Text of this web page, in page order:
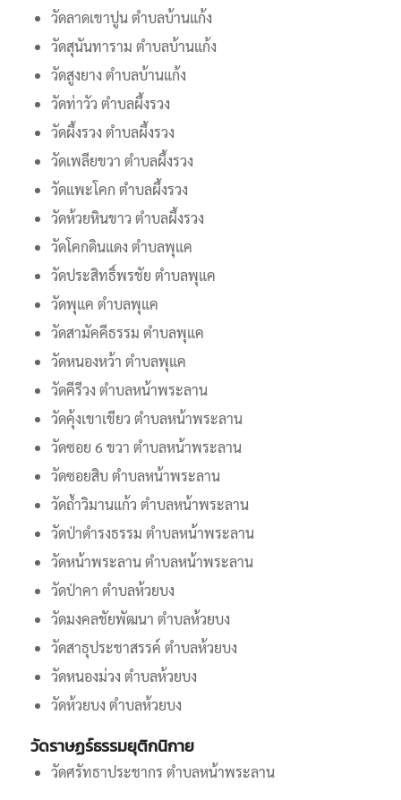
วัดลาดเขาปูน ตำบลบ้านแก้ง
วัดสุนันทาราม ตำบลบ้านแก้ง
วัดสูงยาง ตำบลบ้านแก้ง
วัดท่าวัว ตำบลผึ้งรวง
วัดผึ้งรวง ตำบลผึ้งรวง
วัดเพลียขวา ตำบลผึ้งรวง
วัดแพะโคก ตำบลผึ้งรวง
วัดห้วยหินขาว ตำบลผึ้งรวง
วัดโคกดินแดง ตำบลพุแค
วัดประสิทธิ์พรชัย ตำบลพุแค
วัดพุแค ตำบลพุแค
วัดสามัคคีธรรม ตำบลพุแค
วัดหนองหว้า ตำบลพุแค
วัดคีรีวง ตำบลหน้าพระลาน
วัดคุ้งเขาเขียว ตำบลหน้าพระลาน
วัดซอย 6 ขวา ตำบลหน้าพระลาน
วัดซอยสิบ ตำบลหน้าพระลาน
วัดถ้ำวิมานแก้ว ตำบลหน้าพระลาน
วัดป่าดำรงธรรม ตำบลหน้าพระลาน
วัดหน้าพระลาน ตำบลหน้าพระลาน
วัดป่าคา ตำบลห้วยบง
วัดมงคลชัยพัฒนา ตำบลห้วยบง
วัดสาธุประชาสรรค์ ตำบลห้วยบง
วัดหนองม่วง ตำบลห้วยบง
วัดห้วยบง ตำบลห้วยบง
วัดราษฏร์ธรรมยุติกนิกาย
วัดศรัทธาประชากร ตำบลหน้าพระลาน